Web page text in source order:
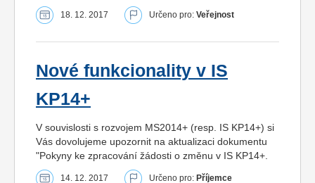
18. 12. 2017 Určeno pro: Veřejnost
Nové funkcionality v IS
KP14+
V souvislosti s rozvojem MS2014+ (resp. IS KP14+) si
Vás dovolujeme upozornit na aktualizaci dokumentu
"Pokyny ke zpracování žádosti o změnu v IS KP14+.
14. 12. 2017 Určeno pro: Příjemce